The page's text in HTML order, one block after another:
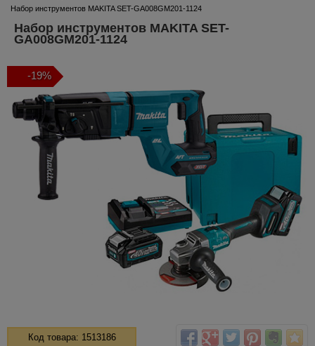
Набор инструментов MAKITA SET-GA008GM201-1124
Набор инструментов MAKITA SET-
GA008GM201-1124
-19%
Код товара: 1513186